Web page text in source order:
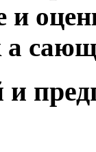
и
и